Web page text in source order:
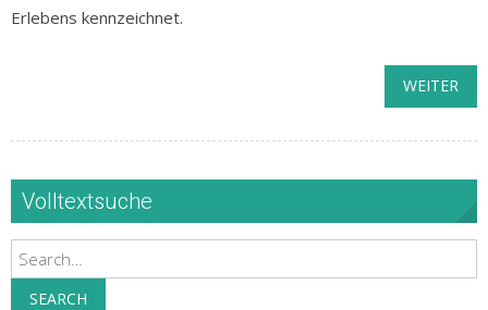
Erlebens kennzeichnet.
WEITER
Volltextsuche
Search
SEARCH